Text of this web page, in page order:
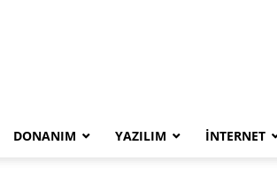
DONANIM YAZILIM İNTERNET